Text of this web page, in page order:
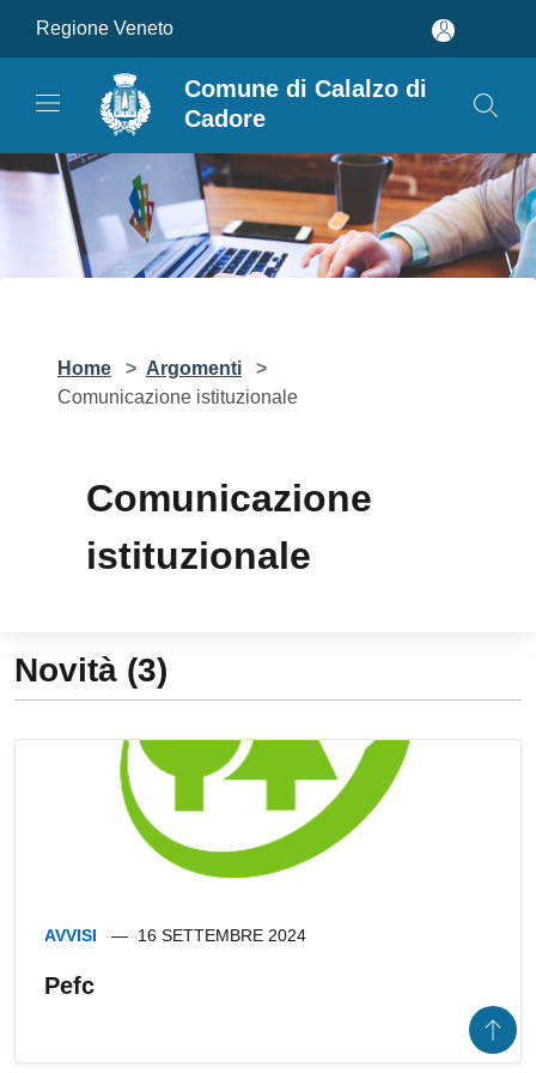
Salta al contenuto principale
Regione Veneto
Comune di Calalzo di
Cadore
Home > Argomenti >
Comunicazione istituzionale
Comunicazione
istituzionale
Novità (3)
AVVISI 16 SETTEMBRE 2024
Pefc